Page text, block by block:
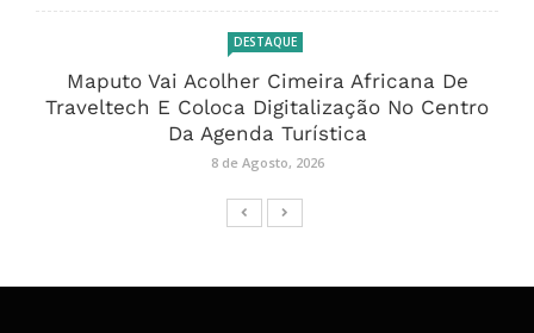
DESTAQUE
Maputo Vai Acolher Cimeira Africana De
Traveltech E Coloca Digitalização No Centro
Da Agenda Turística
8 de Agosto, 2026